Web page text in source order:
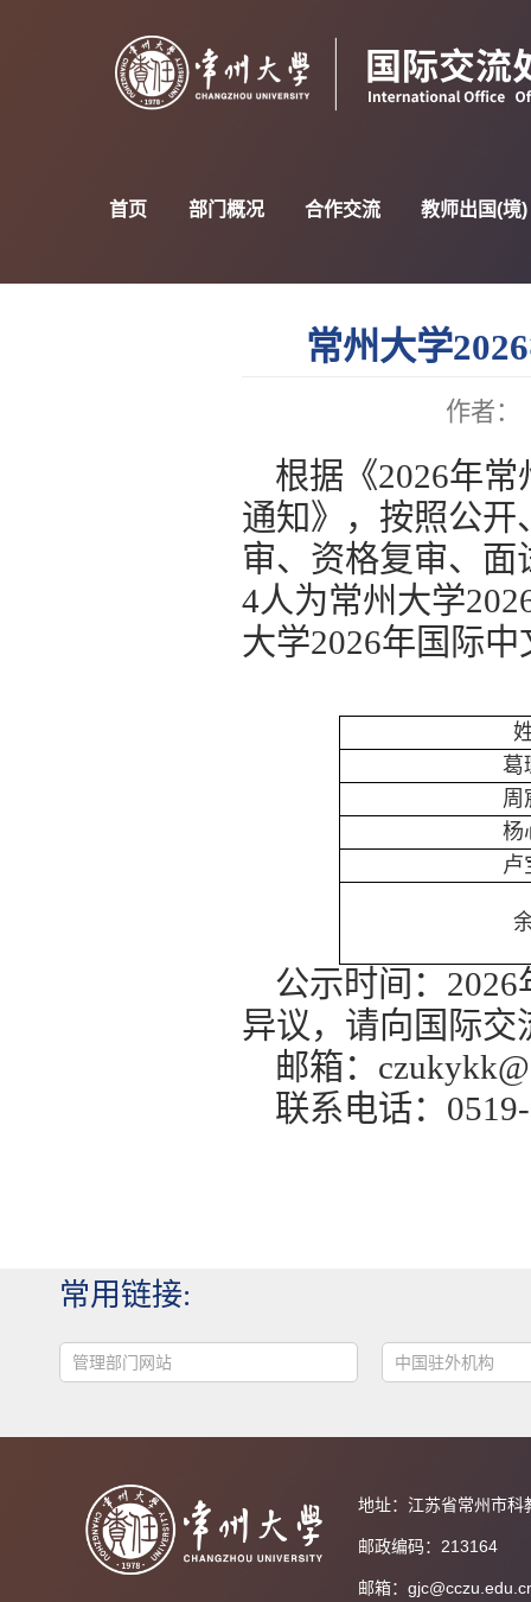
首页 部门概况 合作交流 教师出国(境)
常州大学
作者：
根据《2026年常
通知》，按照公开
审、资格复审、
4人为常州大学202
大学2026年国际中
葛
周
杨
卢
公示时间： 2026
异议，请向国际交
邮箱：
联系电话：
常用链接:
管理部门网站 中国驻外机构
地址：江苏省常州市科
邮政编码：213164
邮箱：